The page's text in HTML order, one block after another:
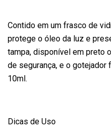
Contido em um frasco de
protege o óleo da luz e
tampa, disponível em preto
de segurança, e o gotejador
10ml.
Dicas de Uso